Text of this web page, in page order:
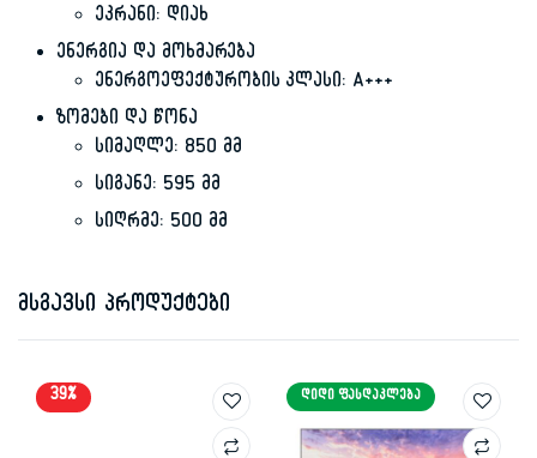
ეკრანი: დიახ
ენერგია და მოხმარება
ენერგოეფექტურობის კლასი: A+++
ზომები და წონა
სიმაღლე: 850 მმ
სიგანე: 595 მმ
სიღრმე: 500 მმ
მსგავსი პროდუქტები
39% ᲓᲘᲓᲘ ᲤᲐᲡᲓᲐᲙᲚᲔᲑᲐ